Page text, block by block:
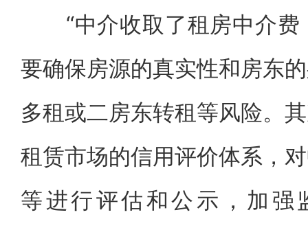
“中介收取了租房中介费
要确保房源的真实性和房东
多租或二房东转租等风险。
租赁市场的信用评价体系，
等进行评估和公示，加强